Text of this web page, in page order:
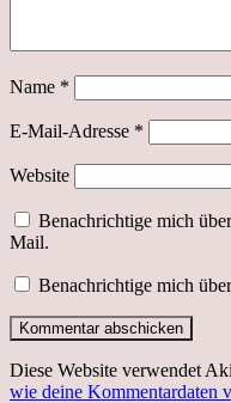
Name *
E-Mail-Adresse *
Website
Benachrichtige mich
Mail.
Benachrichtige mich
Diese Website verwendet
wie deine Kommentardaten